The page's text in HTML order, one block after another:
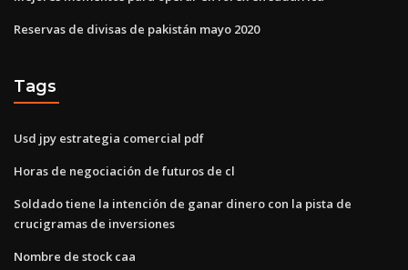
Reservas de divisas de pakistán mayo 2020
Tags
Usd jpy estrategia comercial pdf
Horas de negociación de futuros de cl
Soldado tiene la intención de ganar dinero con la pista de
crucigramas de inversiones
Nombre de stock caa